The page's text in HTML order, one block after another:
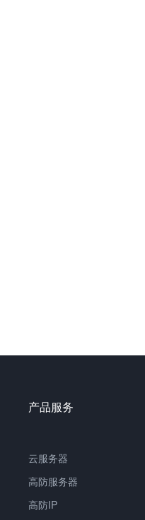
产品服务
云服务器
高防服务器
高防IP